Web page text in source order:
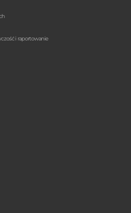
i raportowanie